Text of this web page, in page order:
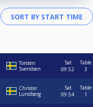
Torsten
Svendsen
Sat
09:52
Table
3
Christer
Lundberg
Sat
09:54
Table
1